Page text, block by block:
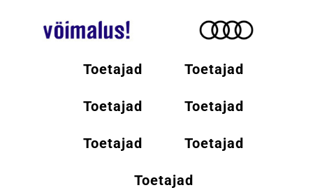
Toetajad Toetajad
Toetajad Toetajad
Toetajad Toetajad
Toetajad